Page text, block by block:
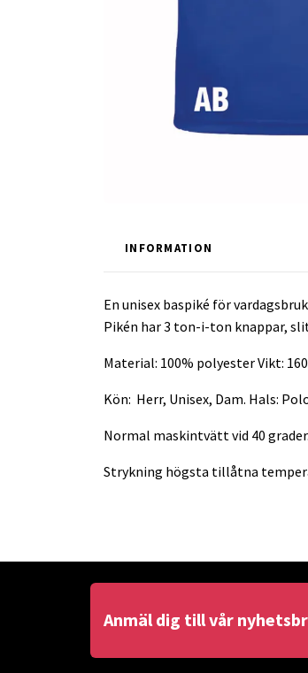
INFORMATION
En unisex baspiké för
Pikén har 3 ton-i-ton knappar,
Material: 100% polyester Vikt:
Kön: Herr, Unisex, Dam. Hals:
Normal maskintvätt vid 40
Strykning högsta tillåtna
Anmäl dig till vår